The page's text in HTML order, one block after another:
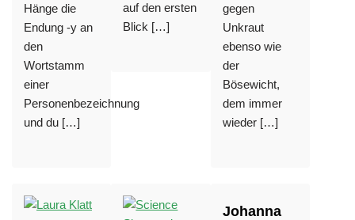
Hänge die
Endung -y an
den
Wortstamm
einer
Personenbezeichnung
und du […]
auf den ersten
Blick […]
gegen
Unkraut
ebenso wie
der
Bösewicht,
dem immer
wieder […]
Johanna